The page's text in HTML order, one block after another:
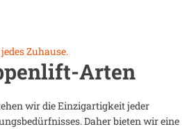
Zuhause.
Arten
wir die Einzigartigkeit jeder
Daher bieten wir eine